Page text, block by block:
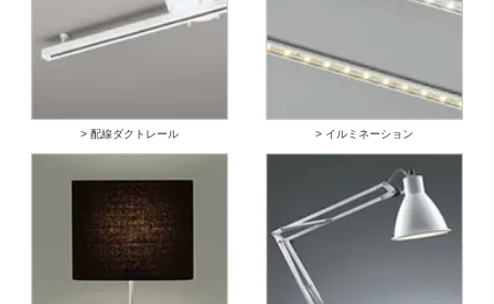
> 配線ダクトレール > イルミネーション